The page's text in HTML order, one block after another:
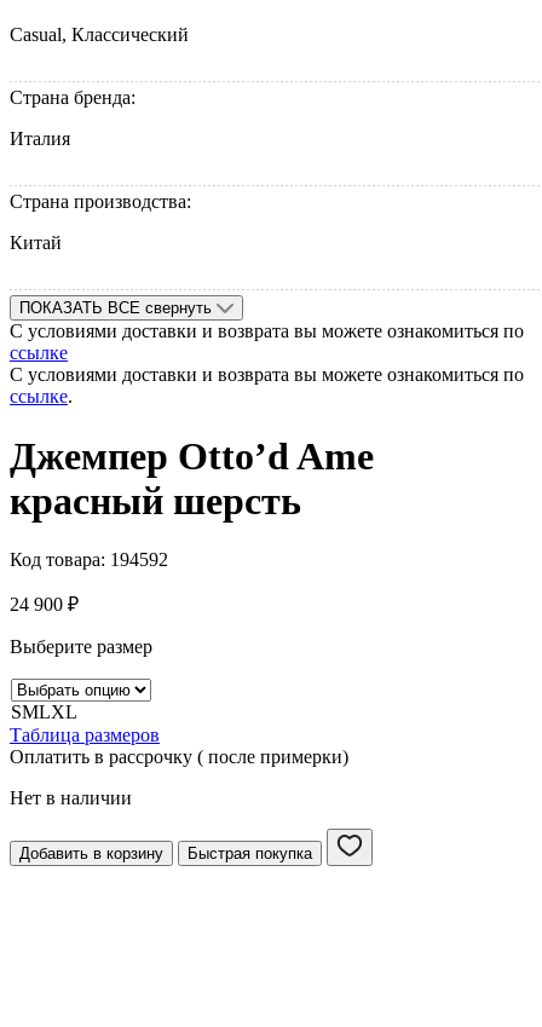
Casual, Классический
Страна бренда:
Италия
Страна производства:
Китай
ПОКАЗАТЬ ВСЕ свернуть
С условиями доставки и возврата вы можете ознакомиться по
ссылке
С условиями доставки и возврата вы можете ознакомиться по
ссылке.
Джемпер Otto’d Ame
красный шерсть
Код товара: 194592
24 900 ₽
Выберите размер
SMLXL
Таблица размеров
Оплатить в рассрочку ( после примерки)
Нет в наличии
Добавить в корзину Быстрая покупка